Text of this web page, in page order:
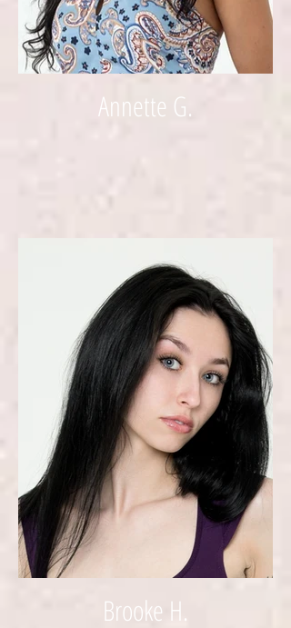
Annette G.
Brooke H.